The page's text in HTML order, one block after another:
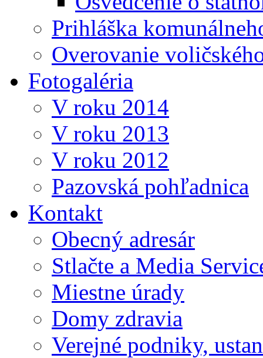
Prihláška
Overovanie
Fotogaléria
V roku 2014
V roku 2013
V roku 2012
Pazovská pohľadnica
Kontakt
Obecný adresár
Stlačte a Media
Miestne úrady
Domy zdravia
Verejné podniky,